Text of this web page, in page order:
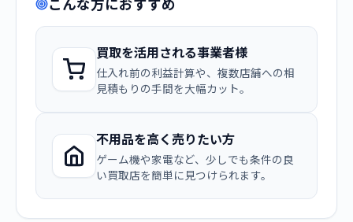
買取を活用される事業者様
仕入れ前の利益計算や、複数店舗への相
見積もりの手間を大幅カット。
不用品を高く売りたい方
ゲーム機や家電など、少しでも条件の良
い買取店を簡単に見つけられます。